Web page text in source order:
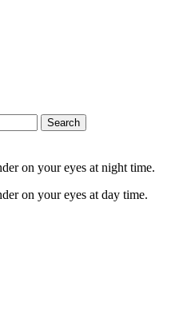
Search
on your eyes at night time.
on your eyes at day time.